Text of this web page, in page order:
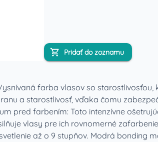
Pridať do zoznamu
farba vlasov so starostlivosťou,
a starostlivosť, vďaka čomu
pred farbením: Toto intenzívne
vlasy pre ich rovnomerné
až o 9 stupňov. Modrá bonding